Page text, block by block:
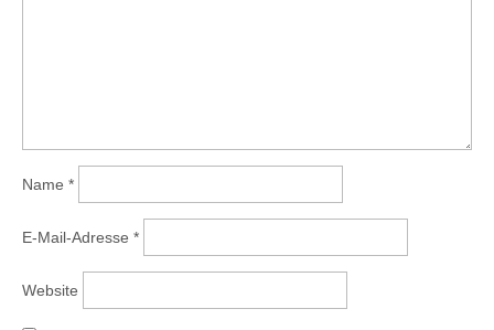
Name *
E-Mail-Adresse *
Website